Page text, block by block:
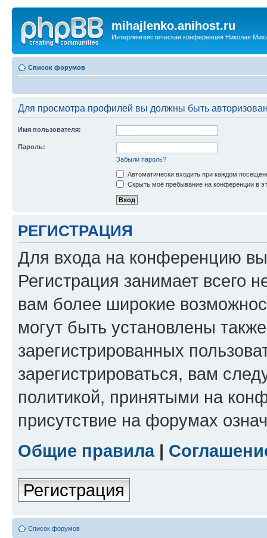
mihajlenko.anihost.ru
Интерлингвистическая конференция Николая
Список форумов
Для просмотра профилей вы должны быть
Имя пользователя:
Пароль:
Забыли пароль?
Автоматически входить при каждом
Скрыть моё пребывание на конференции в
РЕГИСТРАЦИЯ
Для входа на конференцию
Регистрация занимает всего
вам более широкие
могут быть установлены
зарегистрированных
зарегистрироваться, вам
политикой, принятыми на
присутствие на форумах
Общие правила|
Регистрация
Список форумов